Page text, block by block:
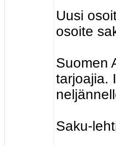
Uusi
osoite
Suomen
tarjoajia.
Saku-